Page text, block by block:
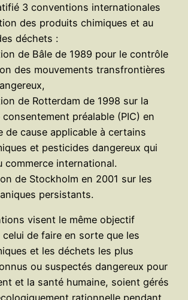
3 conventions internationales
des produits chimiques et au
déchets :
de Bâle de 1989 pour le contrôle
des mouvements transfrontières
de Rotterdam de 1998 sur la
préalable (PIC) en
de cause applicable à certains
et pesticides dangereux qui
commerce international.
de Stockholm en 2001 sur les
persistants.
visent le même objectif
de faire en sorte que les
et les déchets les plus
ou suspectés dangereux pour
et la santé humaine, soient gérés
rationnelle pendant